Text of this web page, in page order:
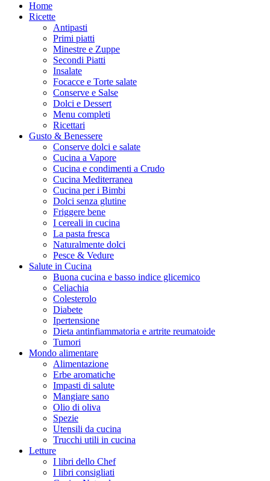
Home
Ricette
Antipasti
Primi piatti
Minestre e Zuppe
Secondi Piatti
Insalate
Focacce e Torte salate
Conserve e Salse
Dolci e Dessert
Menu completi
Ricettari
Gusto & Benessere
Conserve dolci e salate
Cucina a Vapore
Cucina e condimenti a Crudo
Cucina Mediterranea
Cucina per i Bimbi
Dolci senza glutine
Friggere bene
I cereali in cucina
La pasta fresca
Naturalmente dolci
Pesce & Vedure
Salute in Cucina
Buona cucina e basso indice glicemico
Celiachia
Colesterolo
Diabete
Ipertensione
Dieta antinfiammatoria e artrite reumatoide
Tumori
Mondo alimentare
Alimentazione
Erbe aromatiche
Impasti di salute
Mangiare sano
Olio di oliva
Spezie
Utensili da cucina
Trucchi utili in cucina
Letture
I libri dello Chef
I libri consigliati